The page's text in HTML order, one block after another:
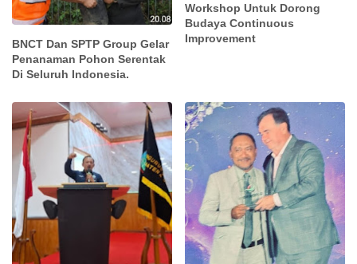
BNCT Dan SPTP Group Gelar
Penanaman Pohon Serentak
Di Seluruh Indonesia.
Workshop Untuk Dorong
Budaya Continuous
Improvement